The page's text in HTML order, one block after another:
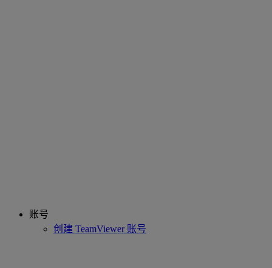
账号
创建 TeamViewer 账号